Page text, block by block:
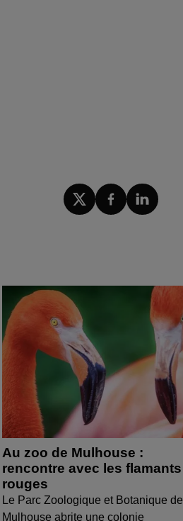
Au zoo de Mulhouse :
rencontre avec les flamants
rouges
Le Parc Zoologique et Botanique de
Mulhouse abrite une colonie